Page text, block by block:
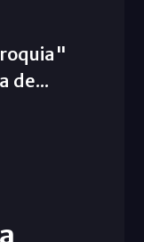
de...